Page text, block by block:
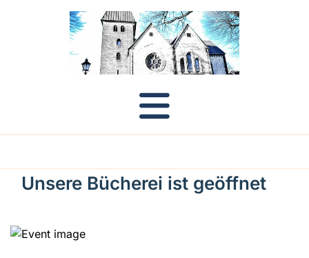
Unsere Bücherei ist geöffnet